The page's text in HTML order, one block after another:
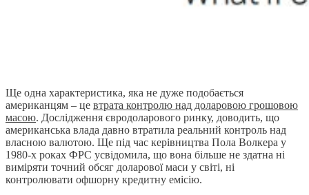
Ще одна характеристика, яка не дуже подобається
американцям – це втрата контролю над доларовою грошовою
масою. Дослідження євродоларового ринку, доводить, що
американська влада давно втратила реальний контроль над
власною валютою. Ще під час керівництва Пола Волкера у
1980-х роках ФРС усвідомила, що вона більше не здатна ні
виміряти точний обсяг доларової маси у світі, ні
контролювати офшорну кредитну емісію.